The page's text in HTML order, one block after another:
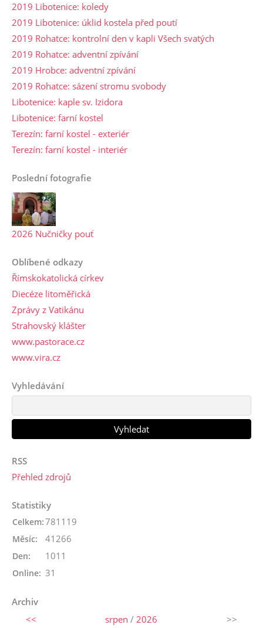
2019 Libotenice: koledy
2019 Libotenice: úklid kostela před poutí
2019 Rohatce: kontrolní den v kapli Všech svatých
2019 Rohatce: adventní zpívání
2019 Hrobce: adventní zpívání
2019 Rohatce: sázení stromu svobody
Libotenice: kaple sv. Izidora
Libotenice: farní kostel
Terezín: farní kostel - exteriér
Terezín: farní kostel - interiér
Poslední fotografie
2026 Nučničky pouť
Oblíbené odkazy
Římskokatolická církev
Diecéze litoměřická
Zprávy z Vatikánu
Strahovský klášter
www.pastorace.cz
www.vira.cz
Vyhledávání
RSS
Přehled zdrojů
Statistiky
Online: 31
Celkem:781119
Měsíc: 41266
Den: 1011
Archiv
<<
srpen / 2026 >>